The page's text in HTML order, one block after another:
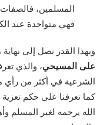
المسلمين،
فهي متواجدة عند
وبهذا القدر نصل إلى
على المسيحي، والذي
الشرعية في أكثر من رأي
كما تعرفنا على حكم
الله يرحمه لغير المسلم